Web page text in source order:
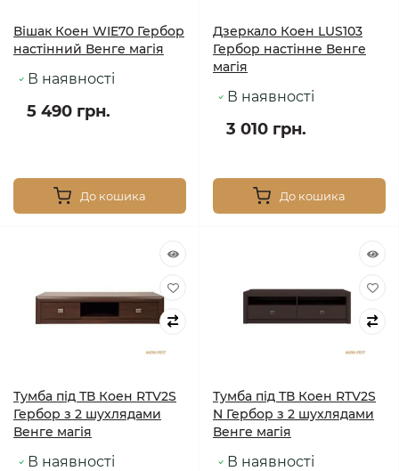
Вішак Коен WIE70 Гербор
настінний Венге магія
В наявності
5 490 грн.
До кошика
Дзеркало Коен LUS103
Гербор настінне Венге
магія
В наявності
3 010 грн.
До кошика
Тумба під ТВ Коен RTV2S
Гербор з 2 шухлядами
Венге магія
В наявності
Тумба під ТВ Коен RTV2S
N Гербор з 2 шухлядами
Венге магія
В наявності